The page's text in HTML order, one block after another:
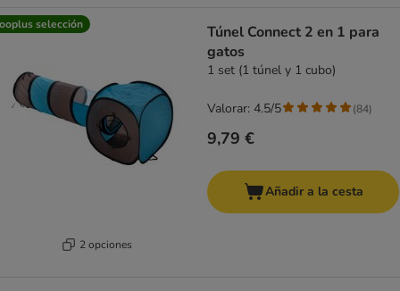
selección
2 opciones
Túnel Connect 2 en 1 para
gatos
1 set (1 túnel y 1 cubo)
9,79 €
Valorar: 4.5/5 (84)
Añadir a la cesta